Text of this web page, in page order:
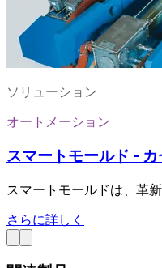
ソリューション
オートメーション
スマートモールド -
スマートモールドは、革
さらに詳しく